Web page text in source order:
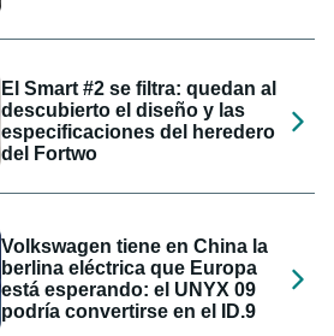
El Smart #2 se filtra: quedan al
descubierto el diseño y las
especificaciones del heredero
del Fortwo
Volkswagen tiene en China la
berlina eléctrica que Europa
está esperando: el UNYX 09
podría convertirse en el ID.9